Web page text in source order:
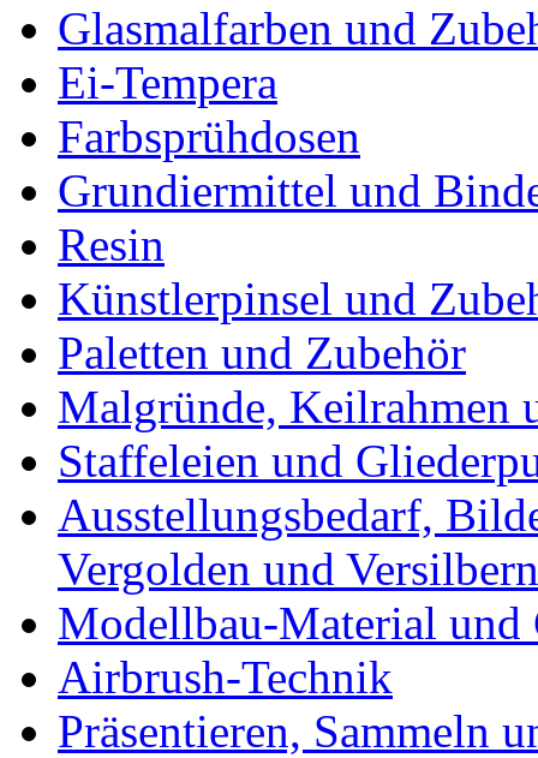
Glasmalfarben und
Ei-Tempera
Farbsprühdosen
Grundiermittel und
Resin
Künstlerpinsel und
Paletten und Zubehör
Malgründe, Keilrahmen
Staffeleien und
Ausstellungsbedarf,
Vergolden und Versilbern
Modellbau-Material und
Airbrush-Technik
Präsentieren, Sammeln